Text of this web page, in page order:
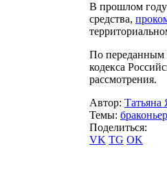
В прошлом году
средства,
По переданным
кодекса
рассмотрения.
Автор: Татьяна
Темы:
Поделиться:
VK TG OK